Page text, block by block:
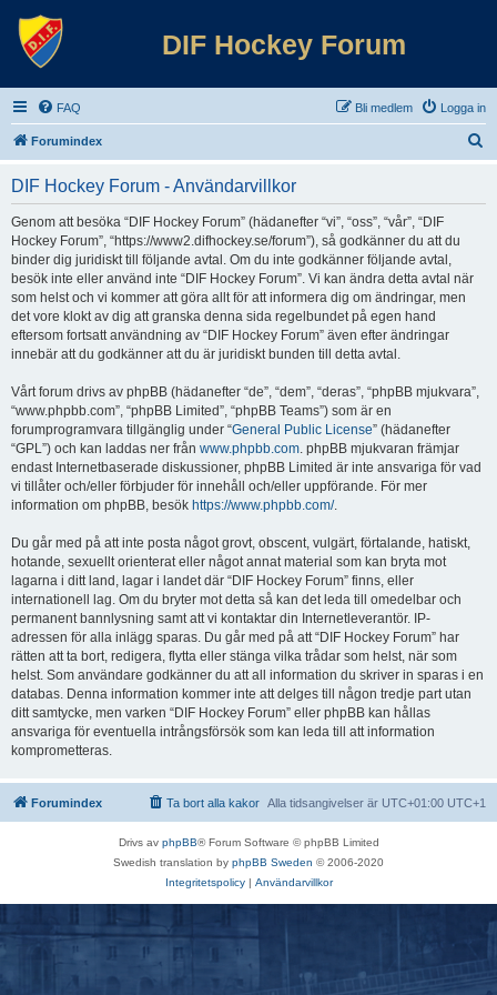
DIF Hockey Forum
FAQ Logga in
Bli medlem
Forumindex
DIF Hockey Forum - Användarvillkor
Genom att besöka “DIF Hockey Forum” (hädanefter “vi”, “oss”, “vår”, “DIF
Hockey Forum”, “https://www2.difhockey.se/forum”), så godkänner du att du
binder dig juridiskt till följande avtal. Om du inte godkänner följande avtal,
besök inte eller använd inte “DIF Hockey Forum”. Vi kan ändra detta avtal när
som helst och vi kommer att göra allt för att informera dig om ändringar, men
det vore klokt av dig att granska denna sida regelbundet på egen hand
eftersom fortsatt användning av “DIF Hockey Forum” även efter ändringar
innebär att du godkänner att du är juridiskt bunden till detta avtal.
Vårt forum drivs av phpBB (hädanefter “de”, “dem”, “deras”, “phpBB mjukvara”,
“www.phpbb.com”, “phpBB Limited”, “phpBB Teams”) som är en
forumprogramvara tillgänglig under “General Public License” (hädanefter
“GPL”) och kan laddas ner från www.phpbb.com. phpBB mjukvaran främjar
endast Internetbaserade diskussioner, phpBB Limited är inte ansvariga för vad
vi tillåter och/eller förbjuder för innehåll och/eller uppförande. För mer
information om phpBB, besök https://www.phpbb.com/.
Du går med på att inte posta något grovt, obscent, vulgärt, förtalande, hatiskt,
hotande, sexuellt orienterat eller något annat material som kan bryta mot
lagarna i ditt land, lagar i landet där “DIF Hockey Forum” finns, eller
internationell lag. Om du bryter mot detta så kan det leda till omedelbar och
permanent bannlysning samt att vi kontaktar din Internetleverantör. IP-
adressen för alla inlägg sparas. Du går med på att “DIF Hockey Forum” har
rätten att ta bort, redigera, flytta eller stänga vilka trådar som helst, när som
helst. Som användare godkänner du att all information du skriver in sparas i en
databas. Denna information kommer inte att delges till någon tredje part utan
ditt samtycke, men varken “DIF Hockey Forum” eller phpBB kan hållas
ansvariga för eventuella intrångsförsök som kan leda till att information
komprometteras.
Forumindex Alla tidsangivelser är UTC+01:00 UTC+1
Ta bort alla kakor
Drivs av phpBB® Forum Software © phpBB Limited
Swedish translation by phpBB Sweden © 2006-2020
Integritetspolicy| Användarvillkor